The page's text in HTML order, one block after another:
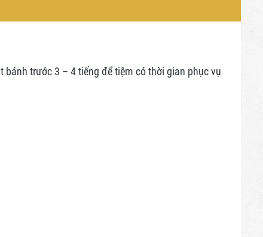
trước 3 – 4 tiếng để tiệm có thời gian phục vụ